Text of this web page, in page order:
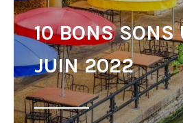
10 BONS SONS
JUIN 2022